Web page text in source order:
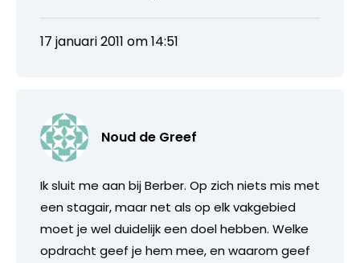
17 januari 2011 om 14:51
Noud de Greef
Ik sluit me aan bij Berber. Op zich niets mis met
een stagair, maar net als op elk vakgebied
moet je wel duidelijk een doel hebben. Welke
opdracht geef je hem mee, en waarom geef